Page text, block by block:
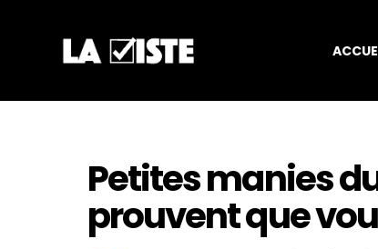
Petites manies
prouvent que